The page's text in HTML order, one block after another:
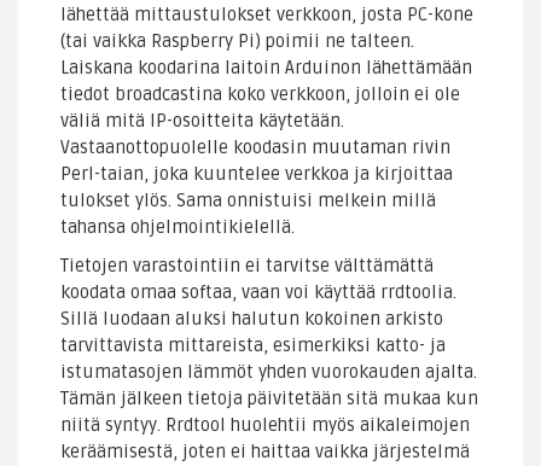
lähettää mittaustulokset verkkoon, josta PC-kone
(tai vaikka Raspberry Pi) poimii ne talteen.
Laiskana koodarina laitoin Arduinon lähettämään
tiedot broadcastina koko verkkoon, jolloin ei ole
väliä mitä IP-osoitteita käytetään.
Vastaanottopuolelle koodasin muutaman rivin
Perl-taian, joka kuuntelee verkkoa ja kirjoittaa
tulokset ylös. Sama onnistuisi melkein millä
tahansa ohjelmointikielellä.
Tietojen varastointiin ei tarvitse välttämättä
koodata omaa softaa, vaan voi käyttää rrdtoolia.
Sillä luodaan aluksi halutun kokoinen arkisto
tarvittavista mittareista, esimerkiksi katto- ja
istumatasojen lämmöt yhden vuorokauden ajalta.
Tämän jälkeen tietoja päivitetään sitä mukaa kun
niitä syntyy. Rrdtool huolehtii myös aikaleimojen
keräämisestä, joten ei haittaa vaikka järjestelmä